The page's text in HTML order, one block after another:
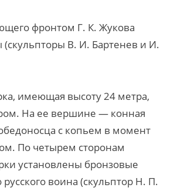
фронтом Г. К. Жукова
(скульпторы В. И. Бартенев и И.
имеющая высоту 24 метра,
На ее вершине — конная
с копьем в момент
По четырем сторонам
установлены бронзовые
воина (скульптор Н. П.